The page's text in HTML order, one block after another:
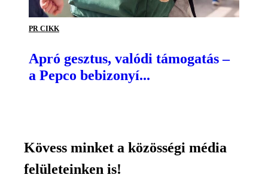
PR CIKK
Apró gesztus, valódi támogatás –
a Pepco bebizonyí...
Kövess minket a közösségi média
felületeinken is!